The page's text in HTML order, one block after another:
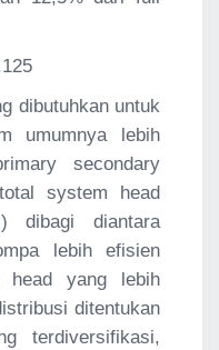
dibutuhkan untuk
umumnya lebih
secondary
system head
dibagi diantara
lebih efisien
head yang lebih
ditentukan
terdiversifikasi,